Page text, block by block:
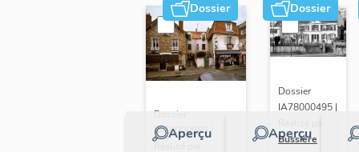
Dossier
Aperçu
Dossier
IA78000985 |
Dossier
Aperçu
Dossier
IA78000495 |
Bussière